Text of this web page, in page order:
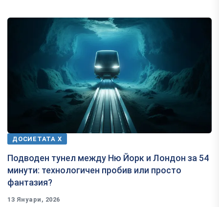
ДОСИЕТАТА Х
Подводен тунел между Ню Йорк и Лондон за 54
минути: технологичен пробив или просто
фантазия?
13 Януари, 2026